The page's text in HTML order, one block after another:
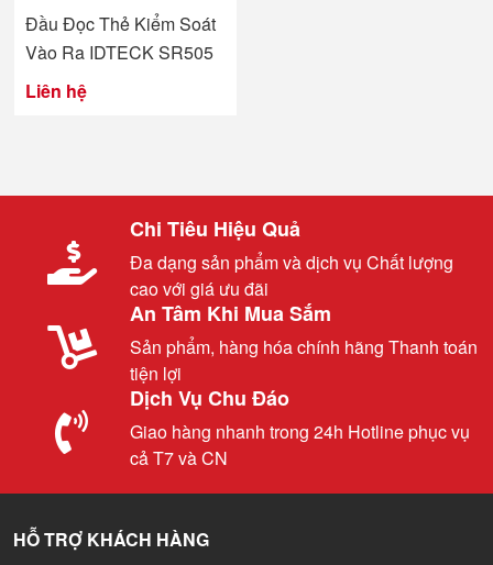
Đầu Đọc Thẻ Kiểm Soát
Vào Ra IDTECK SR505
Liên hệ
Chi Tiêu Hiệu Quả
Đa dạng sản phẩm và dịch vụ Chất lượng
cao với giá ưu đãi
An Tâm Khi Mua Sắm
Sản phẩm, hàng hóa chính hãng Thanh toán
tiện lợi
Dịch Vụ Chu Đáo
Giao hàng nhanh trong 24h Hotline phục vụ
cả T7 và CN
HỖ TRỢ KHÁCH HÀNG